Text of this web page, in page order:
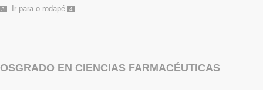
3 Ir para o rodapé 4
EN CIENCIAS FARMACÉUTICAS